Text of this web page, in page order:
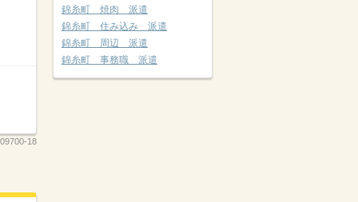
18
錦糸町 焼肉 派遣
錦糸町 住み込み 派遣
錦糸町 周辺 派遣
錦糸町 事務職 派遣